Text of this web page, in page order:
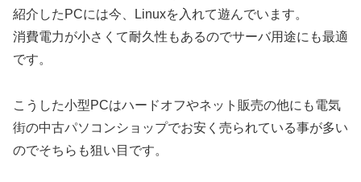
紹介したPCには今、Linuxを入れて遊んでいます。
消費電力が小さくて耐久性もあるのでサーバ用途にも最適
です。
こうした小型PCはハードオフやネット販売の他にも電気
街の中古パソコンショップでお安く売られている事が多い
のでそちらも狙い目です。